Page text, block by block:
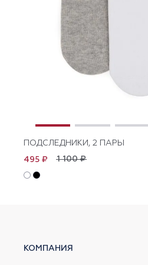
ПОДСЛЕДНИКИ, 2 ПАРЫ
1 100 ₽
495 ₽
КОМПАНИЯ